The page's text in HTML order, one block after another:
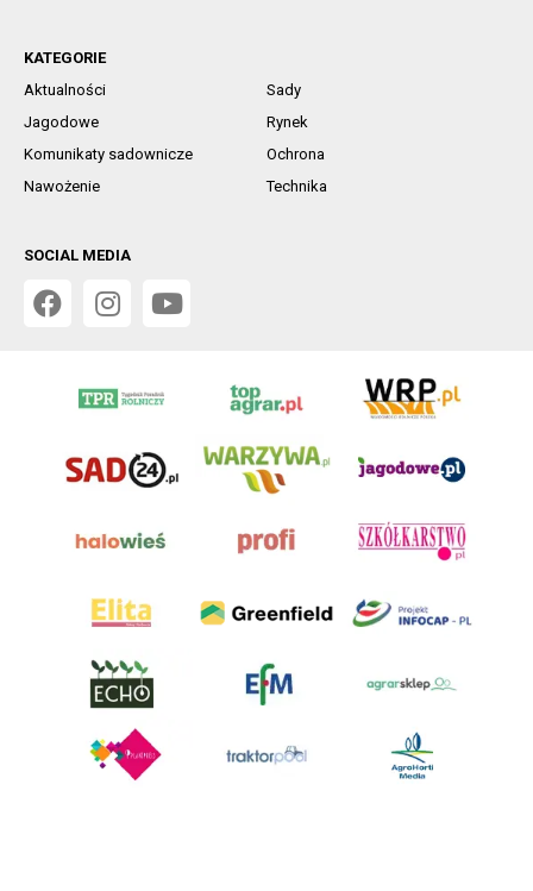
KATEGORIE
Aktualności
Sady
Jagodowe
Rynek
Komunikaty sadownicze
Ochrona
Nawożenie
Technika
SOCIAL MEDIA